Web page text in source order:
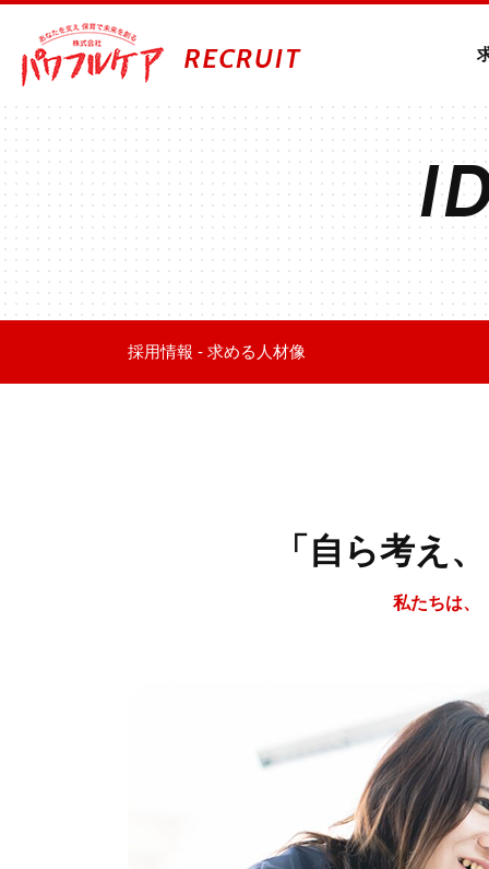
採用情報 - 求める人材像
「自ら考え
私たちは、